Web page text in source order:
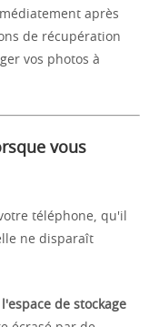
après
de récupération
vos photos à
vous
téléphone, qu'il
ne disparaît
de stockage